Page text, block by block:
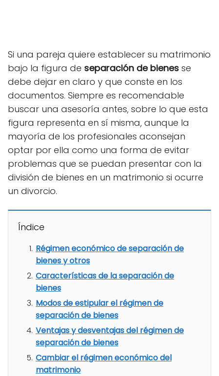
Si una pareja quiere establecer su matrimonio
bajo la figura de separación de bienes se
debe dejar en claro y que conste en los
documentos. Siempre es recomendable
buscar una asesoría antes, sobre lo que esta
figura representa en sí misma, aunque la
mayoría de los profesionales aconsejan
optar por ella como una forma de evitar
problemas que se puedan presentar con la
división de bienes en un matrimonio si ocurre
un divorcio.
Índice
Régimen económico de separación de
bienes y otros
Características de la separación de
bienes
Modos de estipular el régimen de
separación de bienes
Ventajas y desventajas del régimen de
separación de bienes
Cambiar el régimen económico del
matrimonio